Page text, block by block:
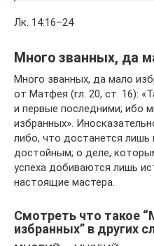
Лк. 14:16–24
Много званных, да
Много званных, да мало
от Матфея (гл. 20, ст. 16):
и первые последними; ибо
избранных».
либо, что достанется лишь
достойным; о деле,
успеха добиваются лишь
настоящие мастера.
Смотреть что такое
избранных” в других